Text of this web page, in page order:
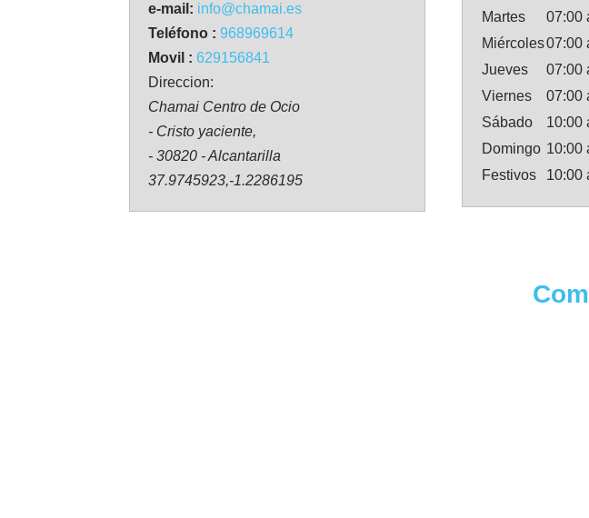
e-mail: info@chamai.es
Teléfono : 968969614
Movil : 629156841
Direccion:
Chamai Centro de Ocio
- Cristo yaciente,
- 30820 - Alcantarilla
37.9745923,-1.2286195
Martes
07:00
Miércoles07:00
Jueves
07:00
Viernes
07:00
Sábado
10:00
Domingo 10:00
Festivos
10:00